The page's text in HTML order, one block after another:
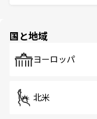
で、ホー
国と地域
ヨーロッパ
北米